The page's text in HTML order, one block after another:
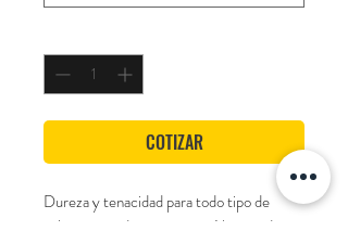
COTIZAR
Dureza y tenacidad para todo tipo de
aplicaciones de percusión . Ahora todos